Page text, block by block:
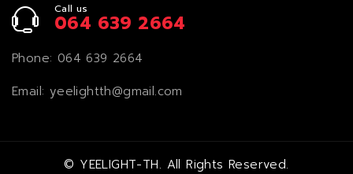
Call us
064 639 2664
Phone: 064 639 2664
Email: yeelightth@gmail.com
© YEELIGHT-TH. All Rights Reserved.